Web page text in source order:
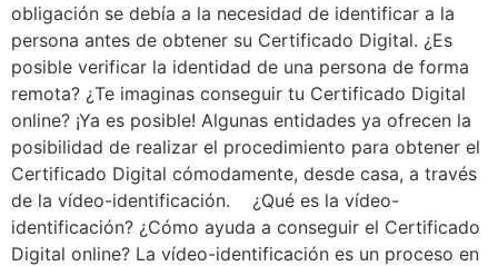
obligación se debía a la necesidad de identificar a la
persona antes de obtener su Certificado Digital. ¿Es
posible verificar la identidad de una persona de forma
remota? ¿Te imaginas conseguir tu Certificado Digital
online? ¡Ya es posible! Algunas entidades ya ofrecen la
posibilidad de realizar el procedimiento para obtener el
Certificado Digital cómodamente, desde casa, a través
de la vídeo-identificación. ¿Qué es la vídeo-
identificación? ¿Cómo ayuda a conseguir el Certificado
Digital online? La vídeo-identificación es un proceso en